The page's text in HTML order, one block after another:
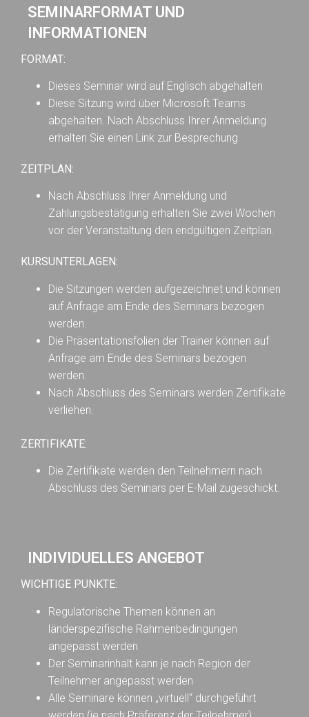
SEMINARFORMAT UND
INFORMATIONEN
FORMAT:
Dieses Seminar wird auf Englisch abgehalten
Diese Sitzung wird über Microsoft Teams
abgehalten. Nach Abschluss Ihrer Anmeldung
erhalten Sie einen Link zur Besprechung
ZEITPLAN:
Nach Abschluss Ihrer Anmeldung und
Zahlungsbestätigung erhalten Sie zwei Wochen
vor der Veranstaltung den endgültigen Zeitplan.
KURSUNTERLAGEN:
Die Sitzungen werden aufgezeichnet und können
auf Anfrage am Ende des Seminars bezogen
werden.
Die Präsentationsfolien der Trainer können auf
Anfrage am Ende des Seminars bezogen
werden.
Nach Abschluss des Seminars werden Zertifikate
verliehen.
ZERTIFIKATE:
Die Zertifikate werden den Teilnehmern nach
Abschluss des Seminars per E-Mail zugeschickt.
INDIVIDUELLES ANGEBOT
WICHTIGE PUNKTE:
Regulatorische Themen können an
länderspezifische Rahmenbedingungen
angepasst werden
Der Seminarinhalt kann je nach Region der
Teilnehmer angepasst werden
Alle Seminare können „virtuell“ durchgeführt